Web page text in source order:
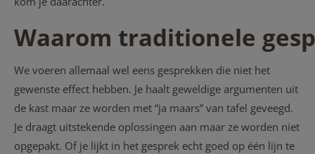
Waarom traditionele
We voeren allemaal wel eens gesprekken die niet het
gewenste effect hebben. Je haalt geweldige argumenten uit
de kast maar ze worden met “ja maars” van tafel geveegd.
Je draagt uitstekende oplossingen aan maar ze worden niet
opgepakt. Of je lijkt in het gesprek echt goed op één lijn te